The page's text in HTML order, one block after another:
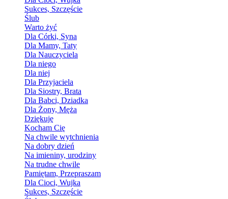
Sukces, Szczęście
Ślub
Warto żyć
Dla Córki, Syna
Dla Mamy, Taty
Dla Nauczyciela
Dla niego
Dla niej
Dla Przyjaciela
Dla Siostry, Brata
Dla Babci, Dziadka
Dla Żony, Męża
Dziękuję
Kocham Cię
Na chwile wytchnienia
Na dobry dzień
Na imieniny, urodziny
Na trudne chwile
Pamiętam, Przepraszam
Dla Cioci, Wujka
Sukces, Szczęście